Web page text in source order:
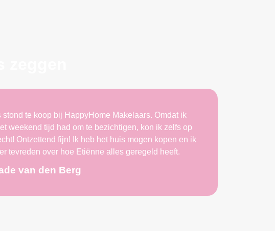
stond te koop bij HappyHome Makelaars. Omdat ik
weekend tijd had om te bezichtigen, kon ik zelfs op
Ontzettend fijn! Ik heb het huis mogen kopen en ik
tevreden over hoe Etiënne alles geregeld heeft.
van den Berg